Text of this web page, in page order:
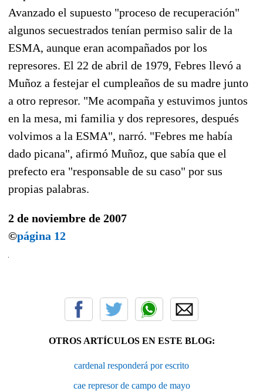
Avanzado el supuesto "proceso de recuperación"
algunos secuestrados tenían permiso salir de la
ESMA, aunque eran acompañados por los
represores. El 22 de abril de 1979, Febres llevó a
Muñoz a festejar el cumpleaños de su madre junto
a otro represor. "Me acompaña y estuvimos juntos
en la mesa, mi familia y dos represores, después
volvimos a la ESMA", narró. "Febres me había
dado picana", afirmó Muñoz, que sabía que el
prefecto era "responsable de su caso" por sus
propias palabras.
2 de noviembre de 2007
©página 12
OTROS ARTÍCULOS EN ESTE BLOG:
cardenal responderá por escrito
cae represor de campo de mayo